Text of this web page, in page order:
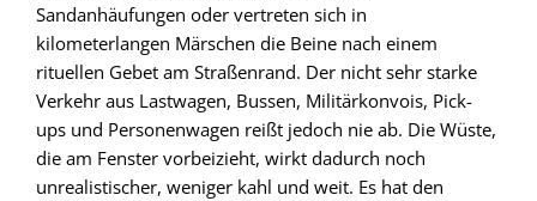
Sandanhäufungen oder vertreten sich in
kilometerlangen Märschen die Beine nach einem
rituellen Gebet am Straßenrand. Der nicht sehr starke
Verkehr aus Lastwagen, Bussen, Militärkonvois, Pick-
ups und Personenwagen reißt jedoch nie ab. Die Wüste,
die am Fenster vorbeizieht, wirkt dadurch noch
unrealistischer, weniger kahl und weit. Es hat den